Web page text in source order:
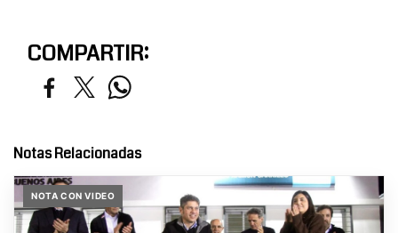
COMPARTIR:
Notas Relacionadas
NOTA CON VIDEO